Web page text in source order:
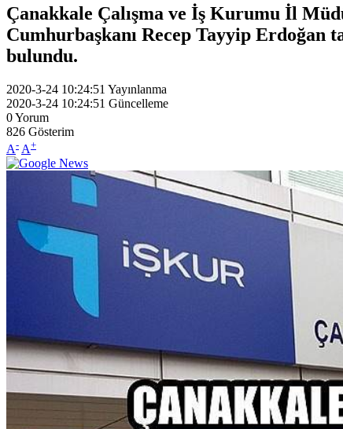
Çanakkale Çalışma ve İş Kurumu İl
Cumhurbaşkanı Recep Tayyip Erdoğan
bulundu.
2020-3-24 10:24:51 Yayınlanma
2020-3-24 10:24:51 Güncelleme
0Yorum
826 Gösterim
A- A+